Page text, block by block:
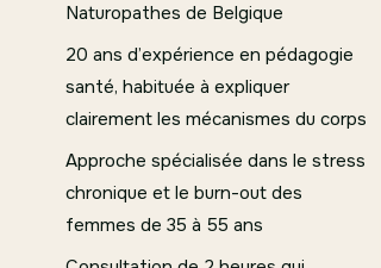
Naturopathes de Belgique
20 ans d’expérience en pédagogie
santé, habituée à expliquer
clairement les mécanismes du corps
Approche spécialisée dans le stress
chronique et le burn-out des
femmes de 35 à 55 ans